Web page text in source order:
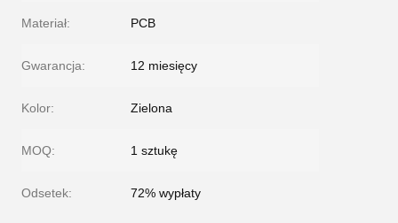
Materiał: PCB
Gwarancja: 12 miesięcy
Kolor: Zielona
MOQ: 1 sztukę
Odsetek: 72% wypłaty